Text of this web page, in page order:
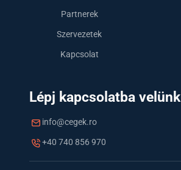
Partnerek
Szervezetek
Kapcsolat
Lépj kapcsolatba velünk
info@cegek.ro
+40 740 856 970